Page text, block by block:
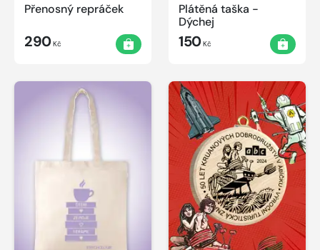
Přenosný repráček
290Kč
Plátěná taška -
Dýchej
150Kč